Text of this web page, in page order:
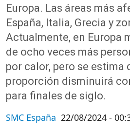
Europa. Las áreas más
España, Italia, Grecia y
Actualmente, en Europa
de ocho veces más
por calor, pero se estima
proporción disminuirá
para finales de siglo.
SMC España 22/08/2024 -